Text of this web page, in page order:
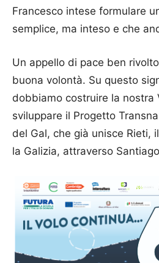
Francesco intese formulare
semplice, ma inteso e che
Un appello di pace ben
buona volontà. Su questo
dobbiamo costruire la nostra
sviluppare il Progetto
del Gal, che già unisce Rieti,
la Galizia, attraverso